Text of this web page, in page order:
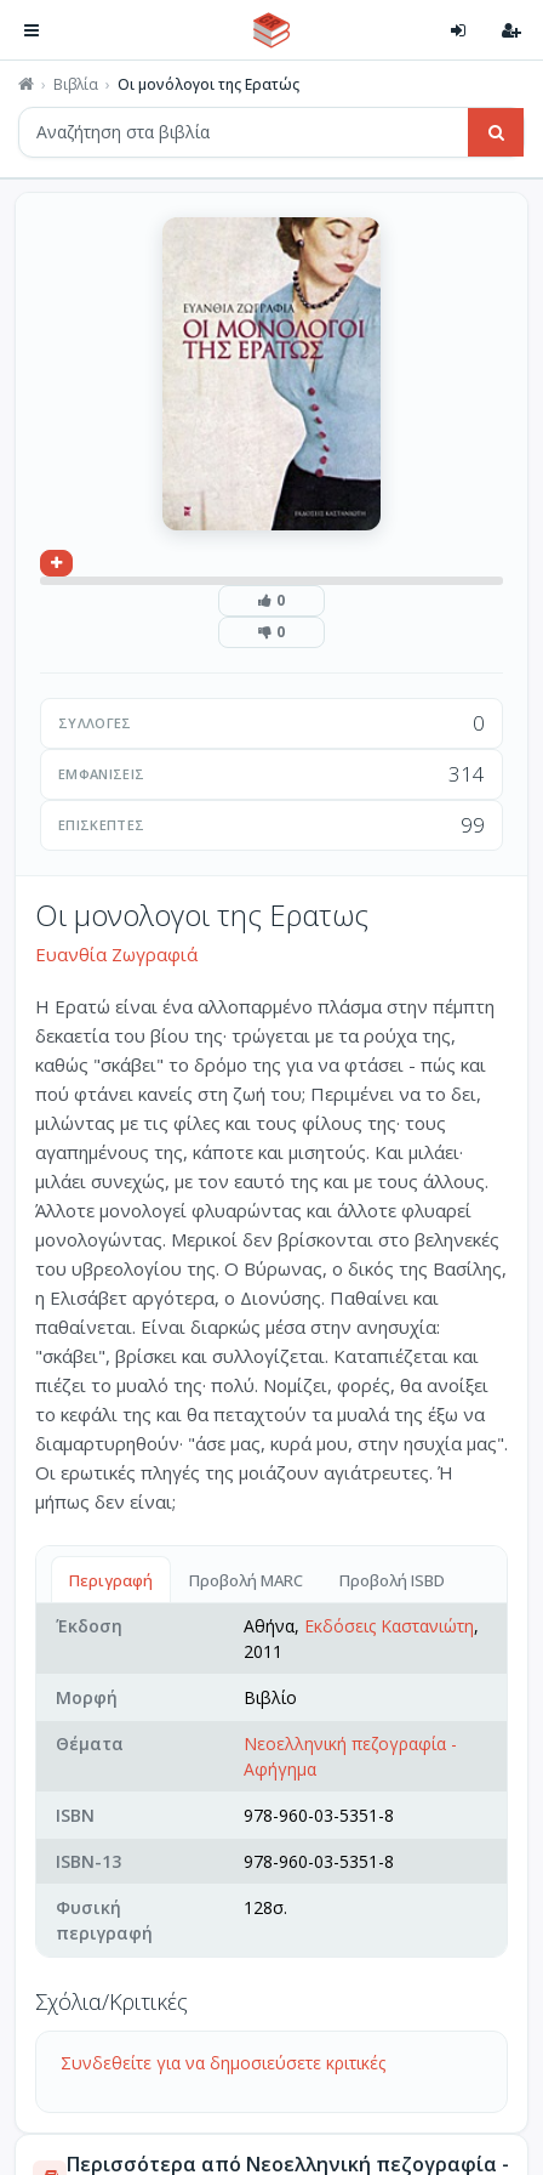
Βιβλία Οι μονόλογοι της Ερατώς
0
0
ΣΥΛΛΟΓΈΣ 0
ΕΜΦΑΝΊΣΕΙΣ 314
ΕΠΙΣΚΈΠΤΕΣ 99
Οι μονολογοι της Ερατως
Ευανθία Ζωγραφιά
Η Ερατώ είναι ένα αλλοπαρμένο πλάσμα στην πέμπτη
δεκαετία του βίου της· τρώγεται με τα ρούχα της,
καθώς "σκάβει" το δρόμο της για να φτάσει - πώς και
πού φτάνει κανείς στη ζωή του; Περιμένει να το δει,
μιλώντας με τις φίλες και τους φίλους της· τους
αγαπημένους της, κάποτε και μισητούς. Και μιλάει·
μιλάει συνεχώς, με τον εαυτό της και με τους άλλους.
Άλλοτε μονολογεί φλυαρώντας και άλλοτε φλυαρεί
μονολογώντας. Μερικοί δεν βρίσκονται στο βεληνεκές
του υβρεολογίου της. Ο Βύρωνας, ο δικός της Βασίλης,
η Ελισάβετ αργότερα, ο Διονύσης. Παθαίνει και
παθαίνεται. Είναι διαρκώς μέσα στην ανησυχία:
"σκάβει", βρίσκει και συλλογίζεται. Καταπιέζεται και
πιέζει το μυαλό της· πολύ. Νομίζει, φορές, θα ανοίξει
το κεφάλι της και θα πεταχτούν τα μυαλά της έξω να
διαμαρτυρηθούν· "άσε μας, κυρά μου, στην ησυχία μας".
Οι ερωτικές πληγές της μοιάζουν αγιάτρευτες. Ή
μήπως δεν είναι;
Περιγραφή Προβολή MARC Προβολή ISBD
Έκδοση Αθήνα, Εκδόσεις Καστανιώτη,
2011
Μορφή
Βιβλίο
Θέματα
Νεοελληνική πεζογραφία -
Αφήγημα
ISBN
978-960-03-5351-8
ISBN-13
978-960-03-5351-8
Φυσική
περιγραφή
128σ.
Σχόλια/Κριτικές
Συνδεθείτε για να δημοσιεύσετε κριτικές
Περισσότερα από Νεοελληνική πεζογραφία -